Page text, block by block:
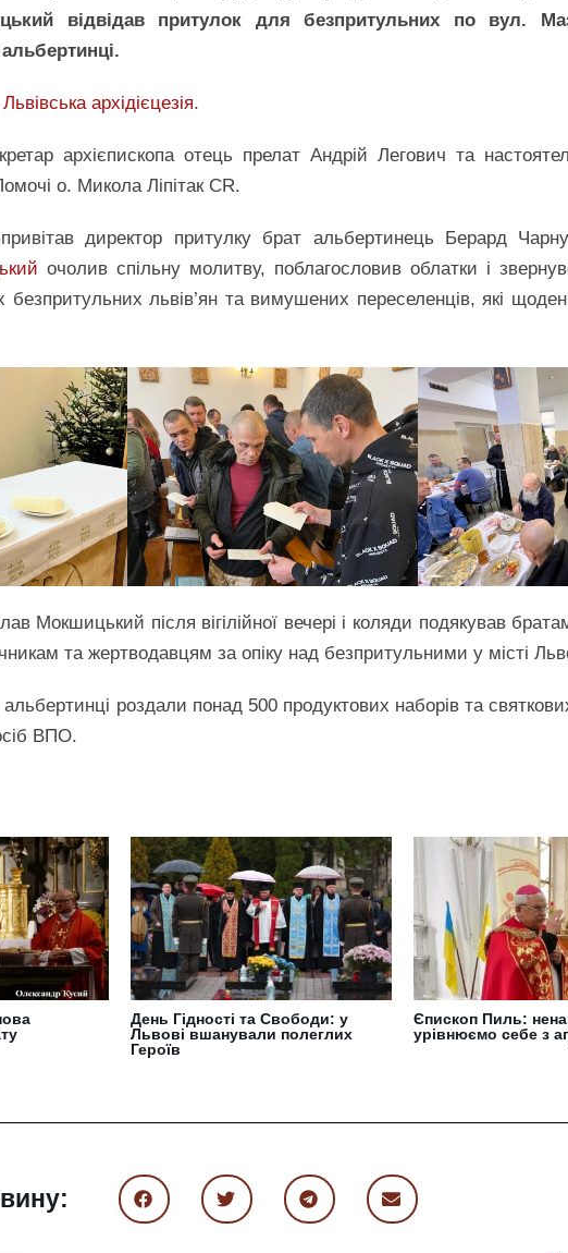
відвідав притулок для безпритульних по вул.
Львівська архідієцезія.
архієпископа отець прелат Андрій Легович та
о. Микола Ліпітак CR.
директор притулку брат альбертинець Берард
очолив спільну молитву, поблагословив облатки і
безпритульних львів’ян та вимушених переселенців, які
Мокшицький після вігілійної вечері і коляди подякував
та жертводавцям за опіку над безпритульними у місті
роздали понад 500 продуктових наборів та
ВПО.
День Гідності та Свободи: у
Львові вшанували полеглих
Героїв
Єпископ Пиль:
урівнюємо себе з